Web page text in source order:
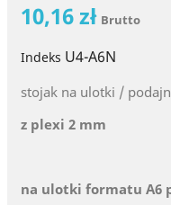
10,16 zł Brutto
Indeks U4-A6N
stojak na ulotki /
z plexi 2 mm
na ulotki formatu A6